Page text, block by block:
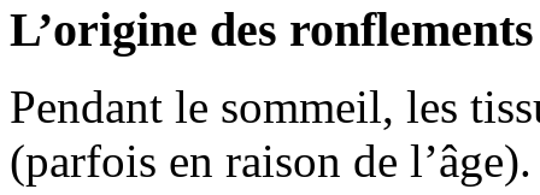
L’origine des ronflements
Pendant le sommeil, les
(parfois en raison de l’âge).